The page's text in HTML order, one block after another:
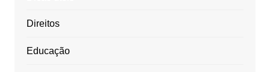
Direitos
Educação